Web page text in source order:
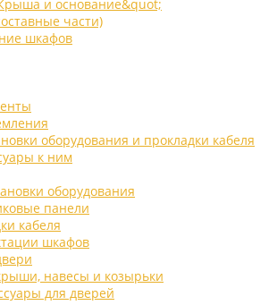
и основание&quot;
части)
шкафов
оборудования и прокладки кабеля
к ним
оборудования
панели
кабеля
шкафов
навесы и козырьки
для дверей